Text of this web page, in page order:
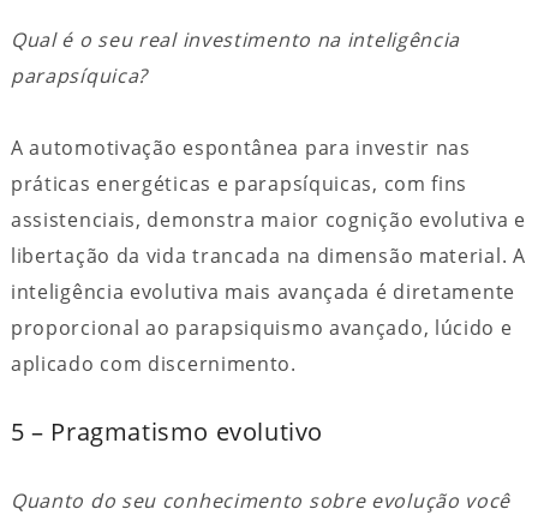
Qual é o seu real investimento na inteligência
parapsíquica?
A automotivação espontânea para investir nas
práticas energéticas e parapsíquicas, com fins
assistenciais, demonstra maior cognição evolutiva e
libertação da vida trancada na dimensão material. A
inteligência evolutiva mais avançada é diretamente
proporcional ao parapsiquismo avançado, lúcido e
aplicado com discernimento.
5 – Pragmatismo evolutivo
Quanto do seu conhecimento sobre evolução você